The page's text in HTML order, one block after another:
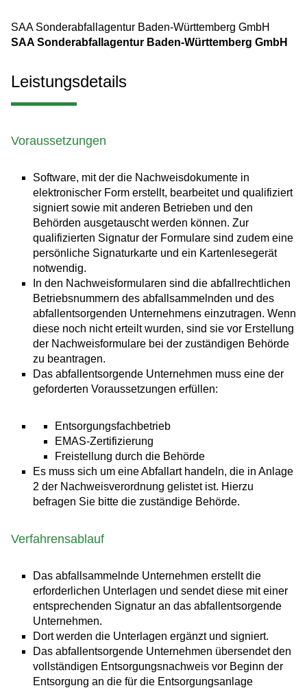
SAA Sonderabfallagentur Baden-Württemberg GmbH
SAA Sonderabfallagentur Baden-Württemberg GmbH
Leistungsdetails
Voraussetzungen
Software, mit der die Nachweisdokumente in
elektronischer Form erstellt, bearbeitet und qualifiziert
signiert sowie mit anderen Betrieben und den
Behörden ausgetauscht werden können. Zur
qualifizierten Signatur der Formulare sind zudem eine
persönliche Signaturkarte und ein Kartenlesegerät
notwendig.
In den Nachweisformularen sind die abfallrechtlichen
Betriebsnummern des abfallsammelnden und des
abfallentsorgenden Unternehmens einzutragen. Wenn
diese noch nicht erteilt wurden, sind sie vor Erstellung
der Nachweisformulare bei der zuständigen Behörde
zu beantragen.
Das abfallentsorgende Unternehmen muss eine der
geforderten Voraussetzungen erfüllen:
Entsorgungsfachbetrieb
EMAS-Zertifizierung
Freistellung durch die Behörde
Es muss sich um eine Abfallart handeln, die in Anlage
2 der Nachweisverordnung gelistet ist. Hierzu
befragen Sie bitte die zuständige Behörde.
Verfahrensablauf
Das abfallsammelnde Unternehmen erstellt die
erforderlichen Unterlagen und sendet diese mit einer
entsprechenden Signatur an das abfallentsorgende
Unternehmen.
Dort werden die Unterlagen ergänzt und signiert.
Das abfallentsorgende Unternehmen übersendet den
vollständigen Entsorgungsnachweis vor Beginn der
Entsorgung an die für die Entsorgungsanlage